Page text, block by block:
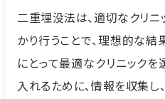
二重埋没法は、適切なクリ
かり行うことで、理想的な
にとって最適なクリニック
入れるために、情報を収集